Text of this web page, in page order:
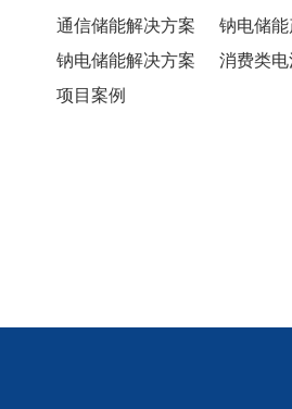
通信储能解决方案
钠电储能解决方案
项目案例
钠电储
消费类